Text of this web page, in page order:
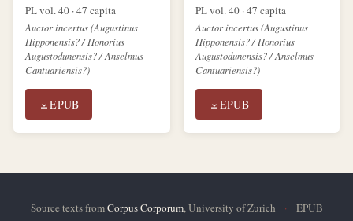
PL vol. 40 · 47 capita
Auctor incertus (Augustinus
Hipponensis? / Honorius
Augustodunensis? / Anselmus
Cantuariensis?)
EPUB
PL vol. 40 · 47 capita
Auctor incertus (Augustinus
Hipponensis? / Honorius
Augustodunensis? / Anselmus
Cantuariensis?)
EPUB
Source texts fromCorpus Corporum, University of Zurich ·
EPUB